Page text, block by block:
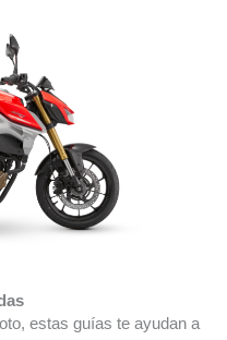
estas guías te ayudan a